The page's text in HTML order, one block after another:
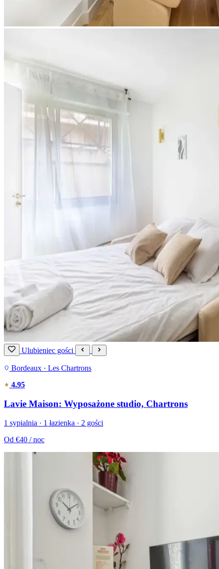
Ulubieniec gości
Bordeaux · Les Chartrons
4.95
Lavie Maison: Wyposażone studio, Chartrons
1 sypialnia · 1 łazienka · 2 gości
Od €40 / noc